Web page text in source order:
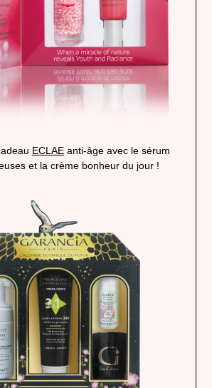
ECLAE anti-âge avec le sérum
et la crème bonheur du jour !